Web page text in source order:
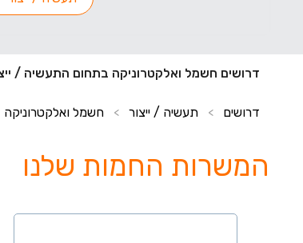
דרושים חשמל ואלקטרוניקה בתחום התעשיה / ייצור: 336 משרות
דרושים > תעשיה / ייצור > חשמל ואלקטרוניקה
המשרות החמות שלנו